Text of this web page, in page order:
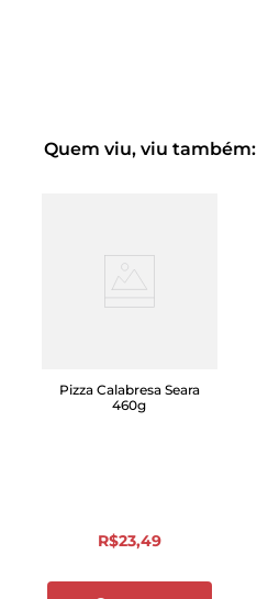
Quem viu, viu também:
Pizza Calabresa Seara
460g
R$23,49